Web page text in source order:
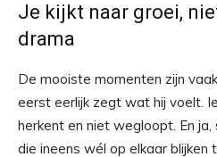
Je kijkt naar groei,
drama
De mooiste momenten zijn
eerst eerlijk zegt wat hij voelt.
herkent en niet wegloopt. En
die ineens wél op elkaar blijken